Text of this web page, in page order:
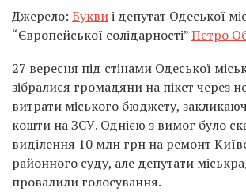
Джерело: Буквиі депутат Одеської
“Європейської солідарності”Петро
27 вересня під стінами Одеської
зібралися громадяни на пікет через
витрати міського бюджету,
кошти на ЗСУ. Однією з вимог було
виділення 10 млн грн на ремонт
районного суду, але депутати
провалили голосування.